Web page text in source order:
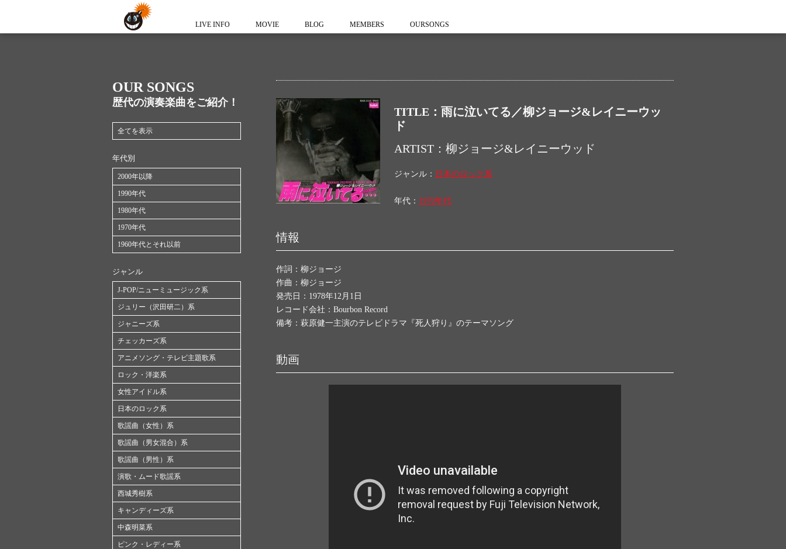
LIVE INFO MOVIE BLOG MEMBERS OURSONGS
OUR SONGS
歴代の演奏楽曲をご紹介！
全てを表示
年代別
2000年以降
1990年代
1980年代
1970年代
1960年代とそれ以前
ジャンル
J-POP/ニューミュージック系
ジュリー（沢田研二）系
ジャニーズ系
チェッカーズ系
アニメソング・テレビ主題歌系
ロック・洋楽系
女性アイドル系
日本のロック系
歌謡曲（女性）系
歌謡曲（男女混合）系
歌謡曲（男性）系
演歌・ムード歌謡系
西城秀樹系
キャンディーズ系
中森明菜系
ピンク・レディー系
TITLE：雨に泣いてる／柳ジョージ&レイニーウッ
ド
ARTIST：柳ジョージ&レイニーウッド
ジャンル： 日本のロック系
年代： 1970年代
情報
作詞：柳ジョージ
作曲：柳ジョージ
発売日：1978年12月1日
レコード会社：Bourbon Record
備考：萩原健一主演のテレビドラマ『死人狩り』のテーマソング
動画